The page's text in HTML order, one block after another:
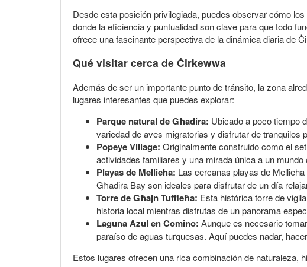
Desde esta posición privilegiada, puedes observar cómo
donde la eficiencia y puntualidad son clave para que todo
ofrece una fascinante perspectiva de la dinámica diaria de
Qué visitar cerca de Ċirkewwa
Además de ser un importante punto de tránsito, la zona
lugares interesantes que puedes explorar:
Parque natural de Għadira: Ubicado a poco tiempo
variedad de aves migratorias y disfrutar de tranquilos
Popeye Village: Originalmente construido como el
actividades familiares y una mirada única a un mundo
Playas de Mellieha: Las cercanas playas de
Għadira Bay son ideales para disfrutar de un día
Torre de Għajn Tuffieħa: Esta histórica torre de
historia local mientras disfrutas de un panorama
Laguna Azul en Comino: Aunque es necesario
paraíso de aguas turquesas. Aquí puedes nadar,
Estos lugares ofrecen una rica combinación de naturaleza,